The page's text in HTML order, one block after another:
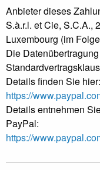
Anbieter dieses
S.à.r.l. et Cie, S.C.A.,
Luxembourg (im
Die
Details finden Sie hier:
https://
Details entnehmen
PayPal:
https://